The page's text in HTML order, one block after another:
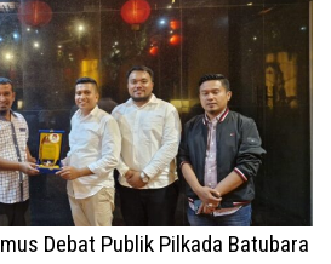
Debat Publik Pilkada Batubara